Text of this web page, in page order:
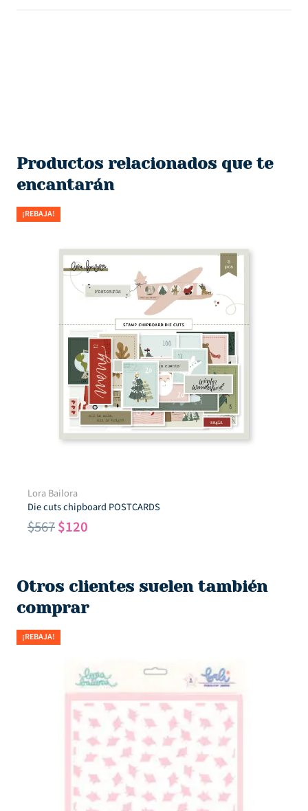
Productos relacionados que te
encantarán
¡REBAJA!
Lora Bailora
Die cuts chipboard POSTCARDS
$567El
era:
$567.
$120
es:
$120.
Otros clientes suelen también
comprar
¡REBAJA!